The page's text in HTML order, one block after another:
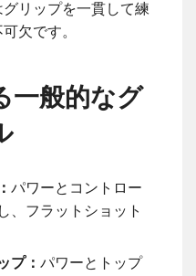
リップを一貫して練
欠です。
一般的なグ
パワーとコントロー
、フラットショット
プ： パワーとトップ